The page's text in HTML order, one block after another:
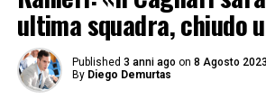
ultima squadra, chiudo
Published 3 anni ago on 8 Agosto 2023
By Diego Demurtas